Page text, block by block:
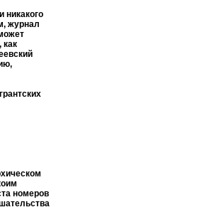
никакого
журнал
как
номеров